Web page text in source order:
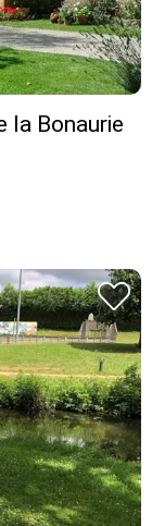
la Bonaurie